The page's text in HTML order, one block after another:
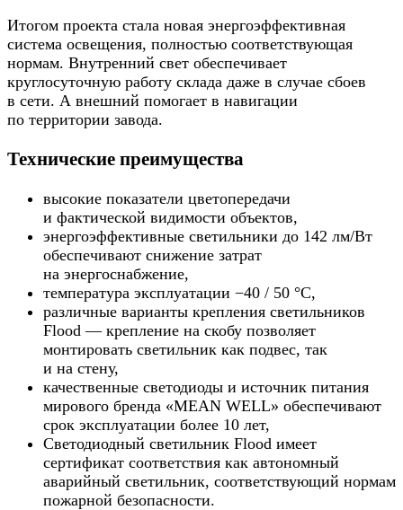
Итогом проекта стала новая энергоэффективная
система освещения, полностью соответствующая
нормам. Внутренний свет обеспечивает
круглосуточную работу склада даже в случае сбоев
в сети. А внешний помогает в навигации
по территории завода.
Технические преимущества
высокие показатели цветопередачи
и фактической видимости объектов,
энергоэффективные светильники до 142 лм/Вт
обеспечивают снижение затрат
на энергоснабжение,
температура эксплуатации −40 / 50 °C,
различные варианты крепления светильников
Flood — крепление на скобу позволяет
монтировать светильник как подвес, так
и на стену,
качественные светодиоды и источник питания
мирового бренда «MEAN WELL» обеспечивают
срок эксплуатации более 10 лет,
Светодиодный светильник Flood имеет
сертификат соответствия как автономный
аварийный светильник, соответствующий нормам
пожарной безопасности.